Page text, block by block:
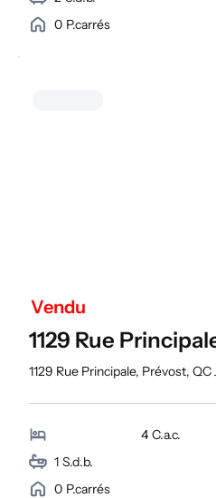
0 P.carrés
Vendu
1129 Rue
1129 Rue Principale, Prévost, QC
4 C.a.c.
1 S.d.b.
0 P.carrés